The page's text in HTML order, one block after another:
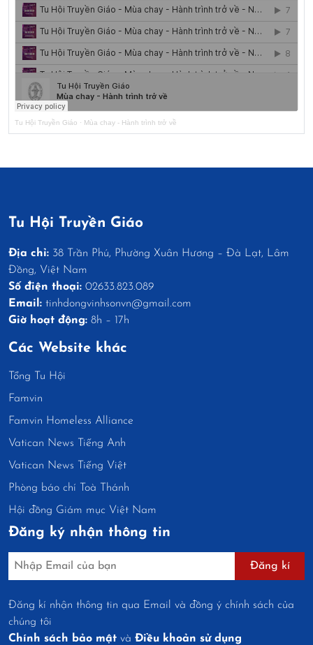
Tu Hội Truyền Giáo · Mùa chay - Hành trình trở về
Tu Hội Truyền Giáo
Địa chỉ: 38 Trần Phú, Phường Xuân Hương – Đà Lạt, Lâm
Đồng, Việt Nam
Số điện thoại: 02633.823.089
Email: tinhdongvinhsonvn@gmail.com
Giờ hoạt động: 8h – 17h
Các Website khác
Tổng Tu Hội
Famvin
Famvin Homeless Alliance
Vatican News Tiếng Anh
Vatican News Tiếng Việt
Phòng báo chí Toà Thánh
Hội đồng Giám mục Việt Nam
Đăng ký nhận thông tin
Đăng kí
Đăng kí nhận thông tin qua Email và đồng ý chính sách của
chúng tôi
Chính sách bảo mật và Điều khoản sử dụng